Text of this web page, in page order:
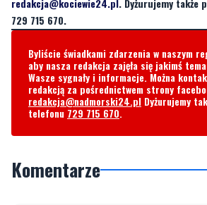
aby nasza redakcja zajęła się jakimś
Wasze sygnały i informacje. Można
redakcja@nadmorski24.plDyżurujemy
telefonu729 715 670.
Komentarze
Napisz swój komentarz